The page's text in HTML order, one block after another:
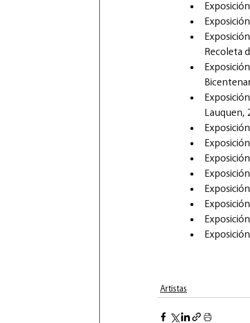
Recoleta
Lauquen,
Artistas